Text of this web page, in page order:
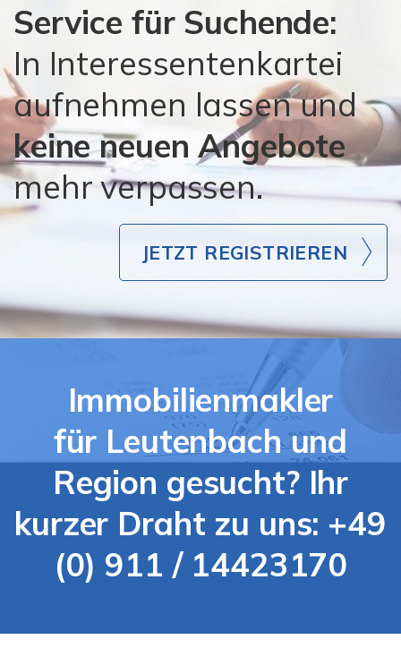
Service für Suchende:
In Interessentenkartei
aufnehmen lassen und
keine neuen Angebote
mehr verpassen.
JETZT REGISTRIEREN
Immobilienmakler
für Leutenbach und
Region gesucht? Ihr
kurzer Draht zu uns: +49
(0) 911 / 14423170